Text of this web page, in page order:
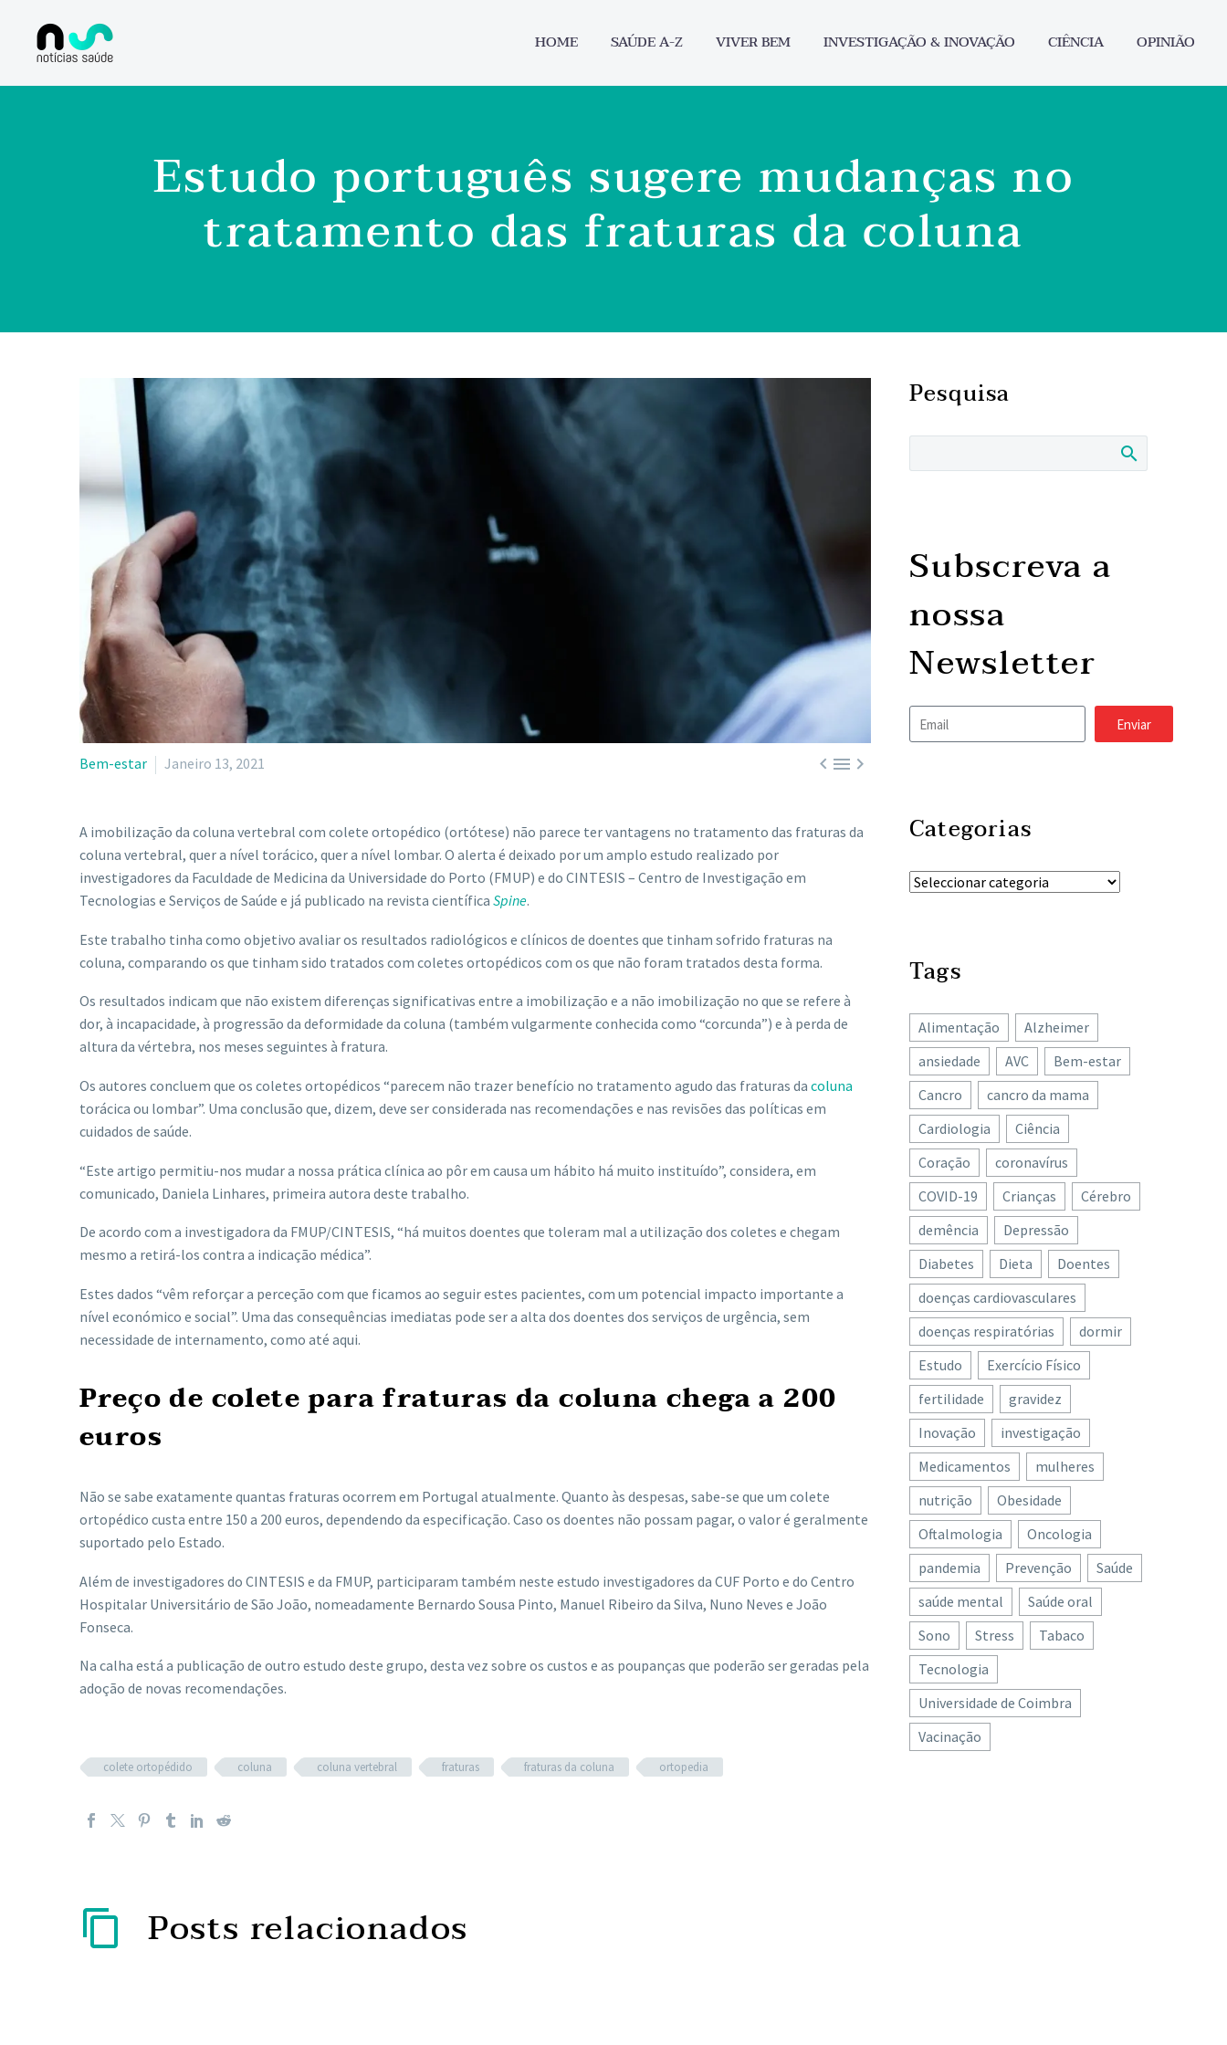
HOME SAÚDE A-Z VIVER BEM INVESTIGAÇÃO & INOVAÇÃO CIÊNCIA OPINIÃO
Estudo português sugere mudanças no
tratamento das fraturas da coluna

Bem-estar Janeiro 13, 2021
A imobilização da coluna vertebral com colete ortopédico (ortótese) não parece ter vantagens no tratamento das fraturas da
coluna vertebral, quer a nível torácico, quer a nível lombar. O alerta é deixado por um amplo estudo realizado por
investigadores da Faculdade de Medicina da Universidade do Porto (FMUP) e do CINTESIS – Centro de Investigação em
Tecnologias e Serviços de Saúde e já publicado na revista científica Spine.
Este trabalho tinha como objetivo avaliar os resultados radiológicos e clínicos de doentes que tinham sofrido fraturas na
coluna, comparando os que tinham sido tratados com coletes ortopédicos com os que não foram tratados desta forma.
Os resultados indicam que não existem diferenças significativas entre a imobilização e a não imobilização no que se refere à
dor, à incapacidade, à progressão da deformidade da coluna (também vulgarmente conhecida como “corcunda”) e à perda de
altura da vértebra, nos meses seguintes à fratura.
Os autores concluem que os coletes ortopédicos “parecem não trazer benefício no tratamento agudo das fraturas da coluna
torácica ou lombar”. Uma conclusão que, dizem, deve ser considerada nas recomendações e nas revisões das políticas em
cuidados de saúde.
“Este artigo permitiu-nos mudar a nossa prática clínica ao pôr em causa um hábito há muito instituído”, considera, em
comunicado, Daniela Linhares, primeira autora deste trabalho.
De acordo com a investigadora da FMUP/CINTESIS, “há muitos doentes que toleram mal a utilização dos coletes e chegam
mesmo a retirá-los contra a indicação médica”.
Estes dados “vêm reforçar a perceção com que ficamos ao seguir estes pacientes, com um potencial impacto importante a
nível económico e social”. Uma das consequências imediatas pode ser a alta dos doentes dos serviços de urgência, sem
necessidade de internamento, como até aqui.
Preço de colete para fraturas da coluna chega a 200
euros
Não se sabe exatamente quantas fraturas ocorrem em Portugal atualmente. Quanto às despesas, sabe-se que um colete
ortopédico custa entre 150 a 200 euros, dependendo da especificação. Caso os doentes não possam pagar, o valor é geralmente
suportado pelo Estado.
Além de investigadores do CINTESIS e da FMUP, participaram também neste estudo investigadores da CUF Porto e do Centro
Hospitalar Universitário de São João, nomeadamente Bernardo Sousa Pinto, Manuel Ribeiro da Silva, Nuno Neves e João
Fonseca.
Na calha está a publicação de outro estudo deste grupo, desta vez sobre os custos e as poupanças que poderão ser geradas pela
adoção de novas recomendações.
colete ortopédido coluna coluna vertebral fraturas fraturas da coluna ortopedia
Posts relacionados
Pesquisa
Subscreva a
nossa
Newsletter
Enviar
Categorias
Tags
Alimentação
Alzheimer
ansiedade
AVC
Bem-estar
Cancro
cancro da mama
Cardiologia
Ciência
Coração
coronavírus
COVID-19
Crianças
Cérebro
demência
Depressão
Diabetes
Dieta
Doentes
doenças cardiovasculares
doenças respiratórias
dormir
Estudo
Exercício Físico
fertilidade
gravidez
Inovação
investigação
Medicamentos
mulheres
nutrição
Obesidade
Oftalmologia
Oncologia
pandemia
Prevenção
Saúde
saúde mental
Saúde oral
Sono
Stress
Tabaco
Tecnologia
Universidade de Coimbra
Vacinação